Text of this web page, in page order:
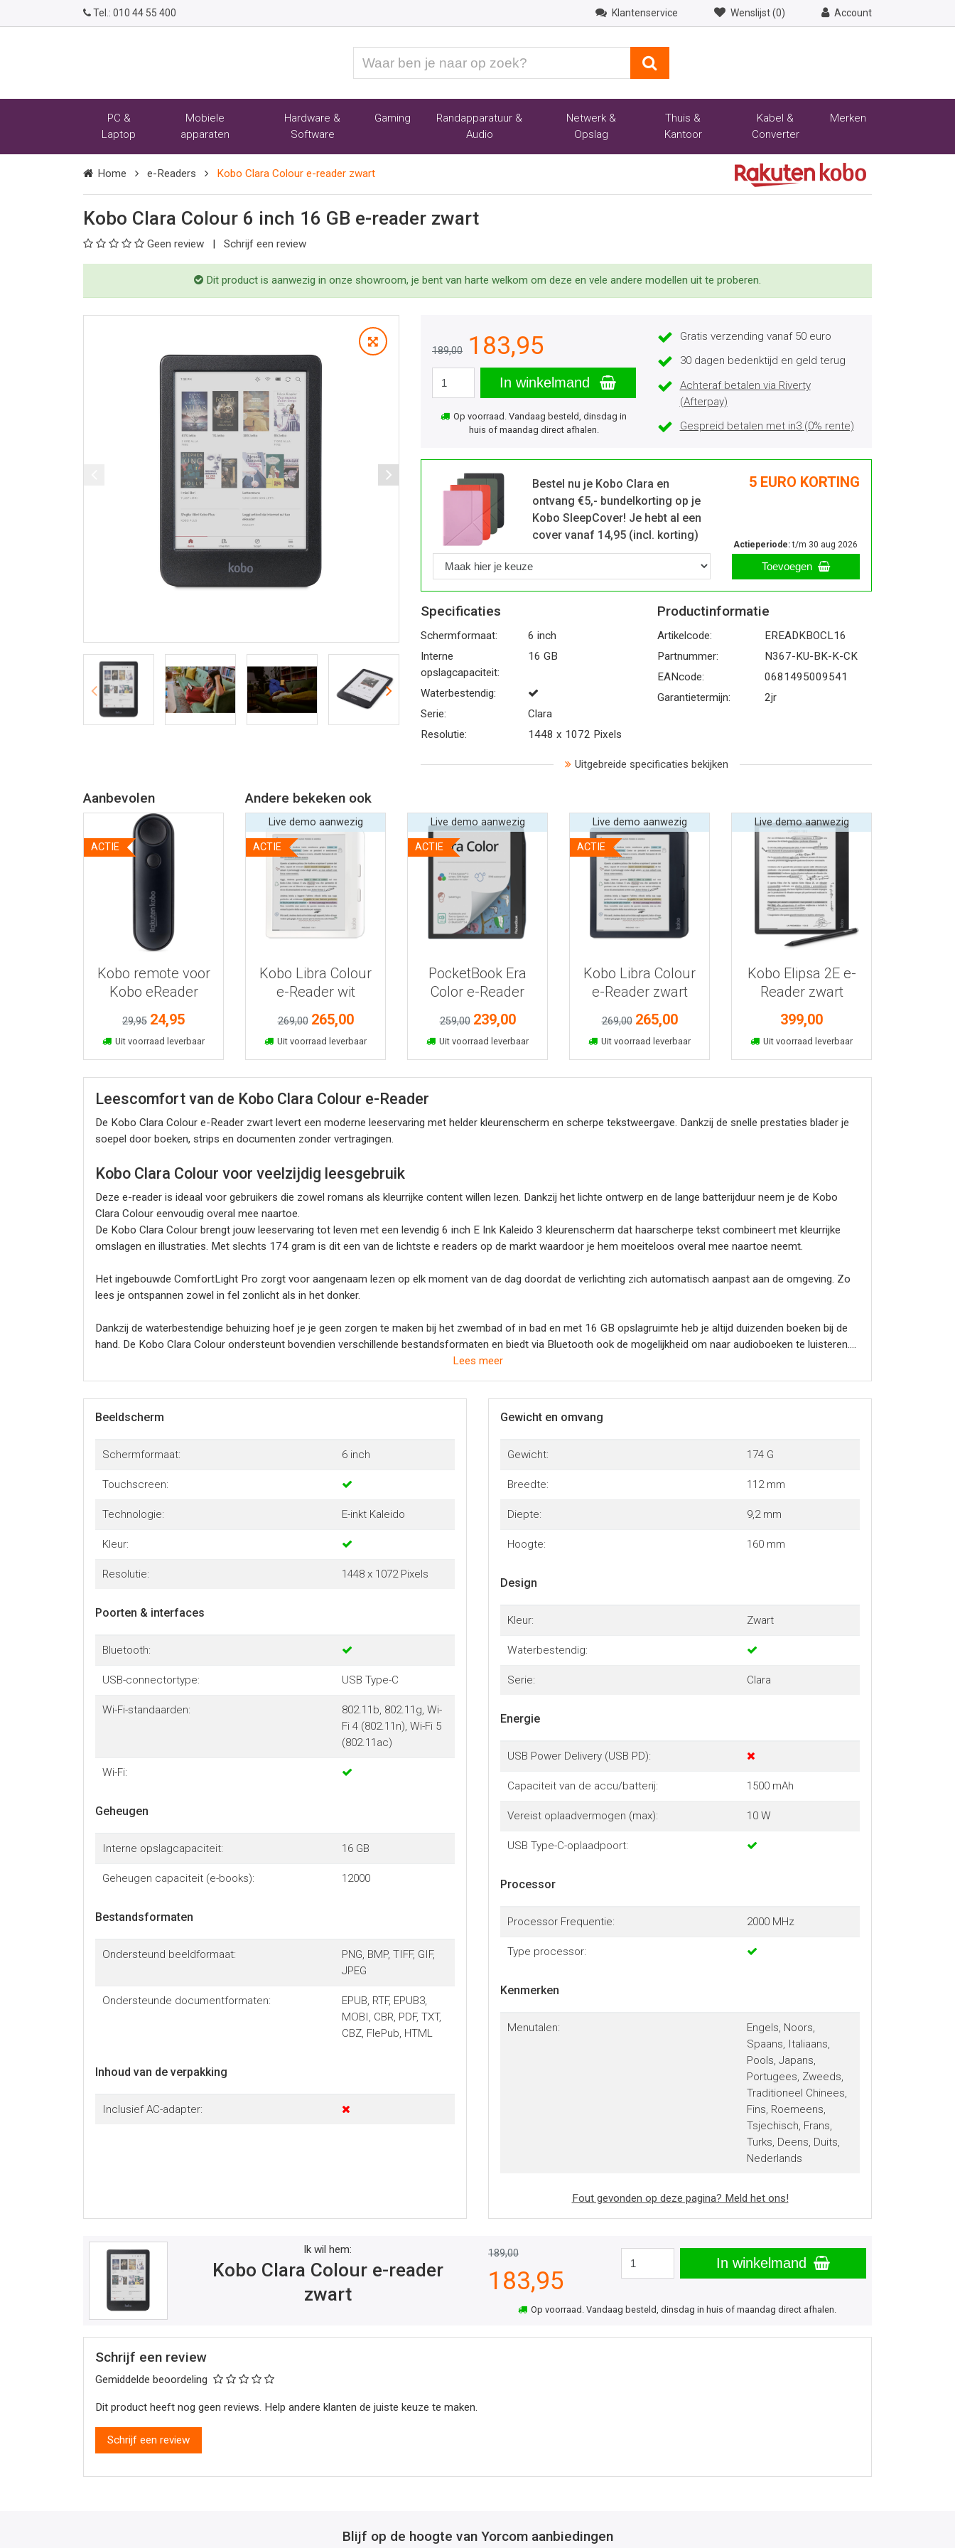
Tel.: 010 44 55 400 Klantenservice Wenslijst (0) Account
ben
naar
PC &
Laptop
Mobiele
apparaten
Hardware &
Software
Gaming
Randapparatuur &
Audio
Netwerk &
Opslag
Thuis &
Kantoor
Kabel &
Converter
Merken
Home e-Readers Kobo Clara Colour e-reader zwart
Kobo Clara Colour 6 inch 16 GB e-reader zwart
Geen review Schrijf een review
Dit product is aanwezig in onze showroom, je bent van harte welkom om deze en vele andere modellen uit te proberen.
189,00 183,95
In winkelmand
Op voorraad. Vandaag besteld, dinsdag in
huis of maandag direct afhalen.
Gratis verzending vanaf 50 euro
30 dagen bedenktijd en geld terug
Achteraf betalen via Riverty
(Afterpay)
Gespreid betalen met in3 (0% rente)
Bestel nu je Kobo Clara en
ontvang €5,- bundelkorting op je
Kobo SleepCover! Je hebt al een
cover vanaf 14,95 (incl. korting)
5 EURO KORTING
Actieperiode:t/m 30 aug 2026
Toevoegen
Specificaties
Schermformaat:
6 inch
Interne
opslagcapaciteit:
16 GB
Waterbestendig:
Serie:
Clara
Resolutie:
1448 x 1072 Pixels
Productinformatie
Artikelcode:
EREADKBOCL16
Partnummer:
N367-KU-BK-K-CK
EANcode:
0681495009541
Garantietermijn:
2jr
Uitgebreide specificaties bekijken
Aanbevolen
Kobo remote voor
Kobo eReader
zwart
29,95 24,95
Uit voorraad leverbaar
In winkelmand
ACTIE
Andere bekeken ook
Bekijk meer informatie
Kobo Libra Colour
e-Reader wit
269,00 265,00
Uit voorraad leverbaar
In winkelmand
ACTIE
Live demo aanwezig
Bekijk meer informatie
PocketBook Era
Color e-Reader
259,00 239,00
Uit voorraad leverbaar
In winkelmand
ACTIE
Live demo aanwezig
Bekijk meer informatie
Kobo Libra Colour
e-Reader zwart
269,00 265,00
Uit voorraad leverbaar
In winkelmand
ACTIE
Live demo aanwezig
Bekijk meer informatie
Kobo Elipsa 2E e-
Reader zwart
399,00
Uit voorraad leverbaar
In winkelmand
Live demo aanwezig
Leescomfort van de Kobo Clara Colour e-Reader
De Kobo Clara Colour e-Reader zwart levert een moderne leeservaring met helder kleurenscherm en scherpe tekstweergave. Dankzij de snelle prestaties blader je
soepel door boeken, strips en documenten zonder vertragingen.
Kobo Clara Colour voor veelzijdig leesgebruik
Deze e-reader is ideaal voor gebruikers die zowel romans als kleurrijke content willen lezen. Dankzij het lichte ontwerp en de lange batterijduur neem je de Kobo
Clara Colour eenvoudig overal mee naartoe.
De Kobo Clara Colour brengt jouw leeservaring tot leven met een levendig 6 inch E Ink Kaleido 3 kleurenscherm dat haarscherpe tekst combineert met kleurrijke
omslagen en illustraties. Met slechts 174 gram is dit een van de lichtste e readers op de markt waardoor je hem moeiteloos overal mee naartoe neemt.
Het ingebouwde ComfortLight Pro zorgt voor aangenaam lezen op elk moment van de dag doordat de verlichting zich automatisch aanpast aan de omgeving. Zo
lees je ontspannen zowel in fel zonlicht als in het donker.
Dankzij de waterbestendige behuizing hoef je je geen zorgen te maken bij het zwembad of in bad en met 16 GB opslagruimte heb je altijd duizenden boeken bij de
hand. De Kobo Clara Colour ondersteunt bovendien verschillende bestandsformaten en biedt via Bluetooth ook de mogelijkheid om naar audioboeken te luisteren.
Kortom de Kobo Clara Colour combineert draagbaarheid gebruiksgemak en kleurbeleving in een stijlvolle e-reader die lezen nog leuker maakt.
Lees meer
Beeldscherm
Schermformaat: 6 inch
Touchscreen:
Technologie: E-inkt Kaleido
Kleur:
Resolutie: 1448 x 1072 Pixels
Poorten & interfaces
Bluetooth:
USB-connectortype: USB Type-C
Wi-Fi-standaarden:
802.11b, 802.11g, Wi-
Fi 4 (802.11n), Wi-Fi 5
(802.11ac)
Wi-Fi:
Geheugen
Interne opslagcapaciteit: 16 GB
Geheugen capaciteit (e-books): 12000
Bestandsformaten
Ondersteund beeldformaat:
PNG, BMP, TIFF, GIF,
JPEG
Ondersteunde documentformaten:
EPUB, RTF, EPUB3,
MOBI, CBR, PDF, TXT,
CBZ, FlePub, HTML
Inhoud van de verpakking
Inclusief AC-adapter:
Gewicht en omvang
Gewicht: 174 G
Breedte: 112 mm
Diepte: 9,2 mm
Hoogte: 160 mm
Design
Kleur: Zwart
Waterbestendig:
Serie: Clara
Energie
USB Power Delivery (USB PD):
Capaciteit van de accu/batterij: 1500 mAh
Vereist oplaadvermogen (max): 10 W
USB Type-C-oplaadpoort:
Processor
Processor Frequentie: 2000 MHz
Type processor:
Kenmerken
Menutalen:
Engels, Noors,
Spaans, Italiaans,
Pools, Japans,
Portugees, Zweeds,
Traditioneel Chinees,
Fins, Roemeens,
Tsjechisch, Frans,
Turks, Deens, Duits,
Nederlands
Fout gevonden op deze pagina? Meld het ons!
Ik wil hem:
Kobo Clara Colour e-reader
zwart
189,00
183,95
In winkelmand
Op voorraad. Vandaag besteld, dinsdag in huis of maandag direct afhalen.
Schrijf een review
Gemiddelde beoordeling
Dit product heeft nog geen reviews. Help andere klanten de juiste keuze te maken.
Schrijf een review
Blijf op de hoogte van Yorcom aanbiedingen